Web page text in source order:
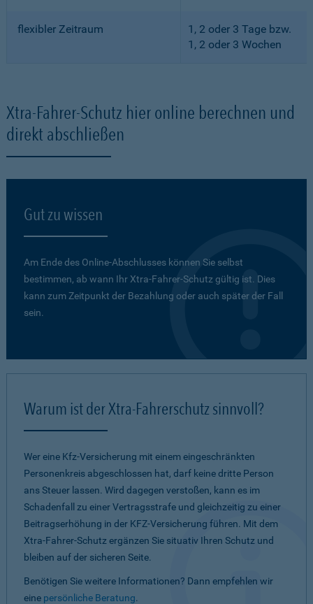
flexibler Zeitraum
1, 2 oder 3 Tage bzw.
1, 2 oder 3 Wochen
Xtra-Fahrer-Schutz hier online berechnen und
direkt abschließen
Gut zu wissen
Am Ende des Online-Abschlusses können Sie selbst
bestimmen, ab wann Ihr Xtra-Fahrer-Schutz gültig ist. Dies
kann zum Zeitpunkt der Bezahlung oder auch später der Fall
sein.
Warum ist der Xtra-Fahrerschutz sinnvoll?
Wer eine Kfz-Versicherung mit einem eingeschränkten
Personenkreis abgeschlossen hat, darf keine dritte Person
ans Steuer lassen. Wird dagegen verstoßen, kann es im
Schadenfall zu einer Vertragsstrafe und gleichzeitig zu einer
Beitragserhöhung in der KFZ-Versicherung führen. Mit dem
Xtra-Fahrer-Schutz ergänzen Sie situativ Ihren Schutz und
bleiben auf der sicheren Seite.
Benötigen Sie weitere Informationen? Dann empfehlen wir
eine persönliche Beratung.